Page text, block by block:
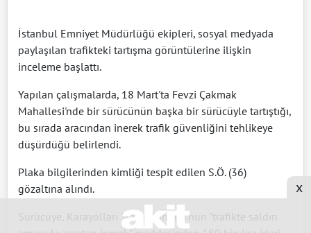
İstanbul Emniyet Müdürlüğü ekipleri, sosyal medyada
paylaşılan trafikteki tartışma görüntülerine ilişkin
inceleme başlattı.
Yapılan çalışmalarda, 18 Mart'ta Fevzi Çakmak
Mahallesi'nde bir sürücünün başka bir sürücüyle tartıştığı,
bu sırada aracından inerek trafik güvenliğini tehlikeye
düşürdüğü belirlendi.
Plaka bilgilerinden kimliği tespit edilen S.Ö. (36)
gözaltına alındı.
Sürücüye, Karayolları Trafik Kanunu'nun "trafikte saldırı
x